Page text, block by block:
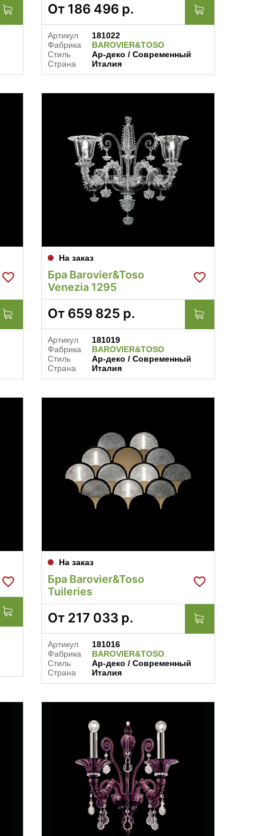
От 186 496 р.
Артикул
181022
Фабрика
BAROVIER&TOSO
Стиль
Ар-деко / Современный
Страна
Италия
На заказ
Бра Barovier&Toso
Venezia 1295
От 659 825 р.
Артикул
181019
Фабрика
BAROVIER&TOSO
Стиль
Ар-деко / Современный
Страна
Италия
На заказ
Бра Barovier&Toso
Tuileries
От 217 033 р.
Артикул
181016
Фабрика
BAROVIER&TOSO
Стиль
Ар-деко / Современный
Страна
Италия